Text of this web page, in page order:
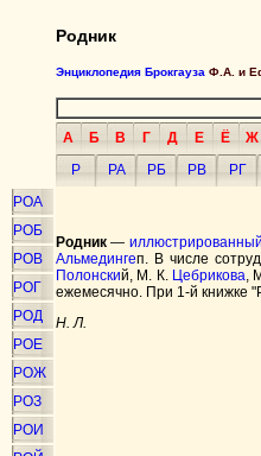
Родник
Энциклопедия Брокгауза Ф.А. и
А Б В Г Д Е Ё Ж
Р
РА РБ РВ РГ
РОА
РОБ
РОВ
РОГ
РОД
РОЕ
РОЖ
РОЗ
РОИ
Родник — иллюстрированный
Альмедингеп. В числе
Полонский, М. К. Цебрикова,
ежемесячно. При 1-й книжке
Н. Л.